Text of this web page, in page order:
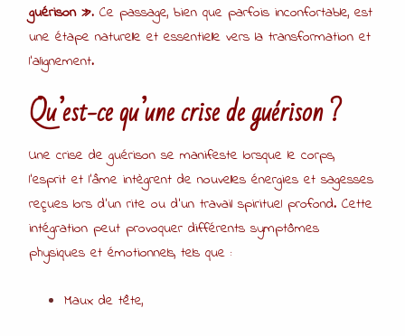
guérison ». Ce passage, bien que parfois inconfortable, est
une étape naturelle et essentielle vers la transformation et
l’alignement.
Qu’est-ce qu’une crise de guérison ?
Une crise de guérison se manifeste lorsque le corps,
l’esprit et l’âme intègrent de nouvelles énergies et sagesses
reçues lors d’un rite ou d’un travail spirituel profond. Cette
intégration peut provoquer différents symptômes
physiques et émotionnels, tels que :
Maux de tête,